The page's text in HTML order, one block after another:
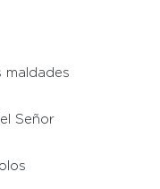
maldades
Señor